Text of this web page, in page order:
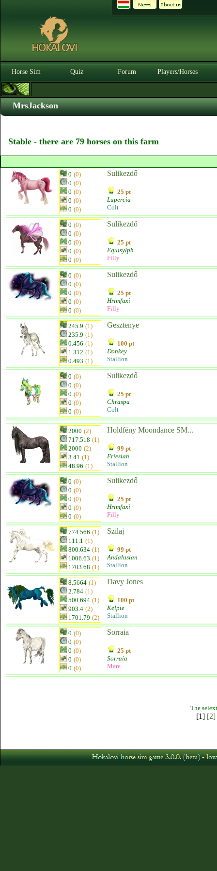
Horse Sim Quiz Forum Players/Horses
MrsJackson
Stable - there are 79 horses on this farm
0 (0)
0 (0)
0 (0)
0 (0)
0 (0)
Sulikezdő
25 pt
Lupercia
Colt
0 (0)
0 (0)
0 (0)
0 (0)
0 (0)
Sulikezdő
25 pt
Equisylph
Filly
0 (0)
0 (0)
0 (0)
0 (0)
0 (0)
Sulikezdő
25 pt
Hrimfaxi
Filly
245.9 (1)
235.9 (1)
0.456 (1)
1.312 (1)
0.493 (1)
Gesztenye
100 pt
Donkey
Stallion
0 (0)
0 (0)
0 (0)
0 (0)
0 (0)
Sulikezdő
25 pt
Chraspa
Colt
2000 (2)
717.518 (1)
2000 (2)
3.41 (1)
48.96 (1)
Holdfény Moondance SM...
99 pt
Friesian
Stallion
0 (0)
0 (0)
0 (0)
0 (0)
0 (0)
Sulikezdő
25 pt
Hrimfaxi
Filly
774.566 (1)
111.1 (1)
800.634 (1)
1006.63 (1)
1703.68 (1)
Szilaj
99 pt
Andalusian
Stallion
8.5664 (1)
2.784 (1)
500.694 (1)
903.4 (2)
1701.79 (2)
Davy Jones
100 pt
Kelpie
Stallion
0 (0)
0 (0)
0 (0)
0 (0)
0 (0)
Sorraia
25 pt
Sorraia
Mare
The
[1] [2]